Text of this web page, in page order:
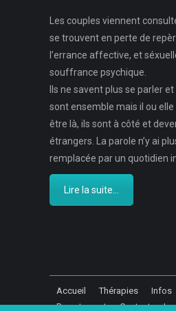
Les couples viennent
se trouvent en perte de
l’errance affective, et
souffrance psychique.
Ils ne savent plus se parler et
sont ensemble mais il ou elle
être là, ils sont à côté et
étrangers. La parole n’y ai
remplacée par un quotidien
Lire la suite...
Accueil Thérapies Infos
Recrutement
Contact